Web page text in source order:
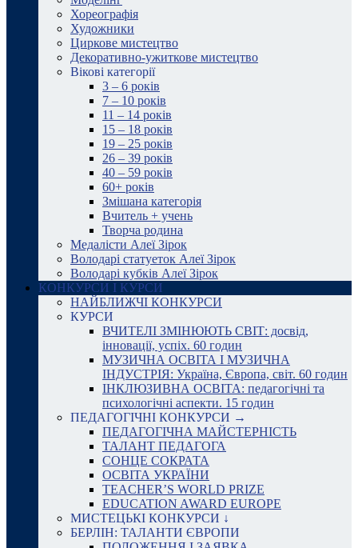
Хореографія
Художники
Циркове мистецтво
Декоративно-ужиткове мистецтво
Вікові категорії
3 – 6 років
7 – 10 років
11 – 14 років
15 – 18 років
19 – 25 років
26 – 39 років
40 – 59 років
60+ років
Змішана категорія
Вчитель + учень
Творча родина
Медалісти Алеї Зірок
Володарі статуеток Алеї Зірок
Володарі кубків Алеї Зірок
КОНКУРСИ І КУРСИ
НАЙБЛИЖЧІ КОНКУРСИ
КУРСИ
ВЧИТЕЛІ ЗМІНЮЮТЬ СВІТ: досвід,
інновації, успіх. 60 годин
МУЗИЧНА ОСВІТА І МУЗИЧНА
ІНДУСТРІЯ: Україна, Європа, світ. 60 годин
ІНКЛЮЗИВНА ОСВІТА: педагогічні та
психологічні аспекти. 15 годин
ПЕДАГОГІЧНІ КОНКУРСИ →
ПЕДАГОГІЧНА МАЙСТЕРНІСТЬ
ТАЛАНТ ПЕДАГОГА
СОНЦЕ СОКРАТА
ОСВІТА УКРАЇНИ
TEACHER’S WORLD PRIZE
EDUCATION AWARD EUROPE
МИСТЕЦЬКІ КОНКУРСИ ↓
БЕРЛІН: ТАЛАНТИ ЄВРОПИ